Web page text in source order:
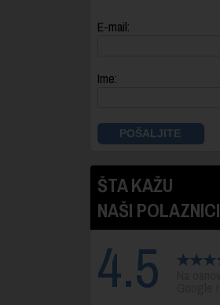
E-mail:
Ime:
ŠTA KAŽU
NAŠI POLAZNICI
4.5